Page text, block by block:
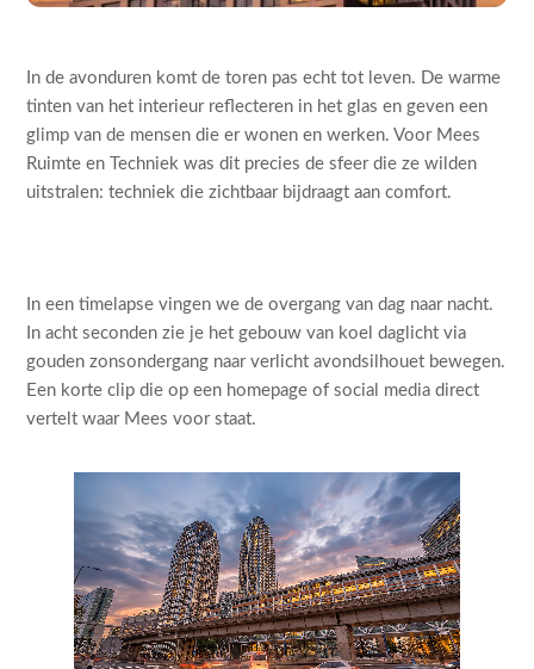
In de avonduren komt de toren pas echt tot leven. De warme
tinten van het interieur reflecteren in het glas en geven een
glimp van de mensen die er wonen en werken. Voor Mees
Ruimte en Techniek was dit precies de sfeer die ze wilden
uitstralen: techniek die zichtbaar bijdraagt aan comfort.
In een timelapse vingen we de overgang van dag naar nacht.
In acht seconden zie je het gebouw van koel daglicht via
gouden zonsondergang naar verlicht avondsilhouet bewegen.
Een korte clip die op een homepage of social media direct
vertelt waar Mees voor staat.